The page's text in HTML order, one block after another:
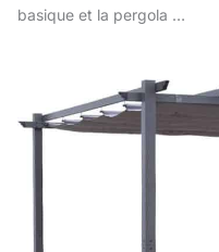
basique et la pergola …